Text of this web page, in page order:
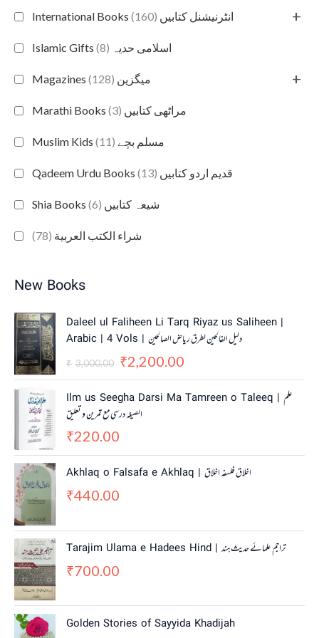
International Books انٹرنیشنل کتابیں (160) +
Islamic Gifts اسلامی حدیہ (8)
Magazines میگزین (128) +
Marathi Books مراٹھی کتابیں (3)
Muslim Kids مسلم بچے (11)
Qadeem Urdu Books قدیم اردو کتابیں (13)
Shia Books شیعہ کتابیں (6)
شراء الكتب العربية (78)
New Books
Daleel ul Faliheen Li Tarq Riyaz us Saliheen |
Arabic | 4 Vols | دلیل الفالحین لطرق ریاض الصالحین
₹ 3,000.00
O
r
i
g
a
l
p
c
e
:
₹
0
₹2,200.00
u
r
r
t
e
2
.
Ilm us Seegha Darsi Ma Tamreen o Taleeq | علم
الصیغہ درسی مع تمرین و تعلیق
₹220.00
Akhlaq o Falsafa e Akhlaq | اخلاق فلسفہ اخلاق
₹440.00
Tarajim Ulama e Hadees Hind | تراجم علمائے حديث ہند
₹700.00
Golden Stories of Sayyida Khadijah